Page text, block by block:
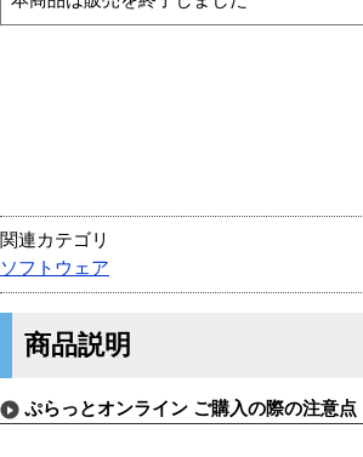
関連カテゴリ
ソフトウェア
商品説明
ぷらっとオンライン ご購入の際の注意点